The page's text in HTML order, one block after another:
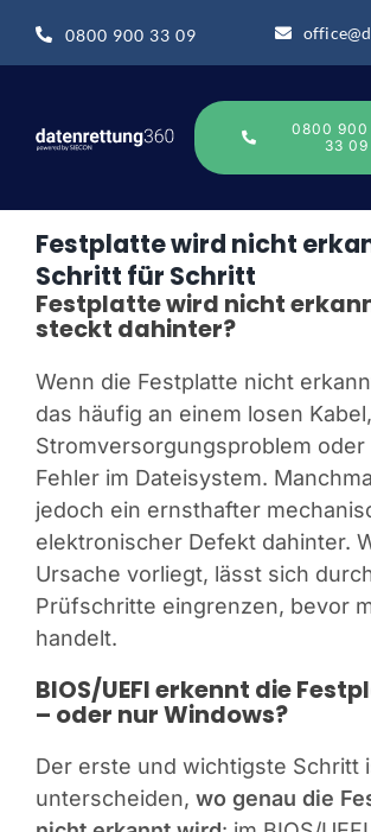
Inhalt
0800 900 33 09
Datenrettung
Über uns
Datenrettung-Wissen
Online Sofort
0800 900
33 09
Festplatte wird nicht
Schritt für Schritt
Festplatte wird nicht
steckt dahinter?
Wenn die Festplatte nicht
das häufig an einem losen
Stromversorgungsproblem oder
Fehler im Dateisystem.
jedoch ein ernsthafter
elektronischer Defekt dahinter.
Ursache vorliegt, lässt sich
Prüfschritte eingrenzen, bevor
handelt.
BIOS/UEFI erkennt die
– oder nur Windows?
Der erste und wichtigste Schritt
unterscheiden, wo genau die